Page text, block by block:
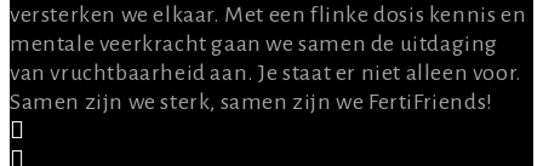
versterken we elkaar. Met een flinke dosis kennis en
mentale veerkracht gaan we samen de uitdaging
van vruchtbaarheid aan. Je staat er niet alleen voor.
Samen zijn we sterk, samen zijn we FertiFriends!